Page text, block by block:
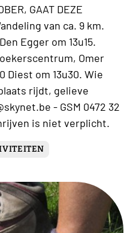
GAAT DEZE
van ca. 9 km.
Egger om 13u15.
Omer
Diest om 13u30. Wie
rijdt, gelieve
- GSM 0472 32
is niet verplicht.